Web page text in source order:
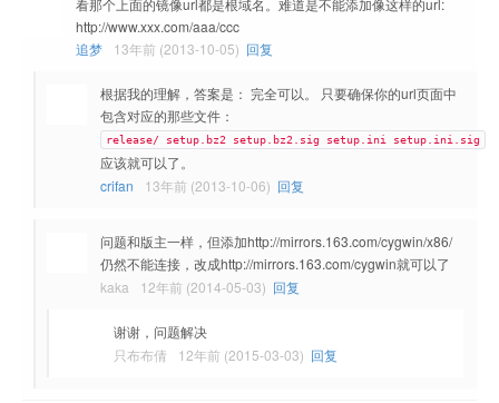
看那个上面的镜像url都是根域名。难道是不能添加像这样的url:
http://www.xxx.com/aaa/ccc
追梦
13年前 (2013-10-05) 回复
根据我的理解，答案是： 完全可以。 只要确保你的url页面中
包含对应的那些文件：
release/ setup.bz2 setup.bz2.sig setup.ini setup.ini.sig
应该就可以了。
crifan
13年前 (2013-10-06) 回复
问题和版主一样，但添加http://mirrors.163.com/cygwin/x86/
仍然不能连接，改成http://mirrors.163.com/cygwin就可以了
kaka
12年前 (2014-05-03) 回复
谢谢，问题解决
只布布倩
12年前 (2015-03-03) 回复